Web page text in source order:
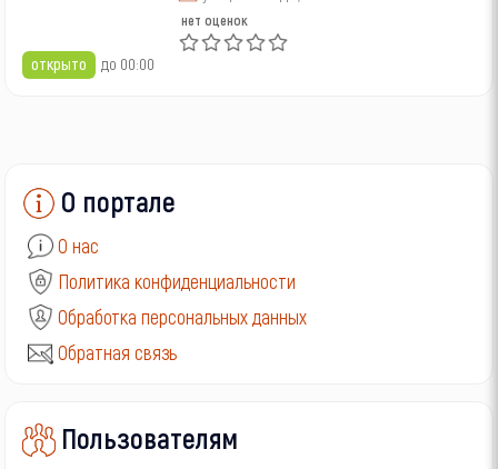
открыто до 00:00
нет оценок
О портале
О нас
Политика конфиденциальности
Обработка персональных данных
Обратная связь
Пользователям